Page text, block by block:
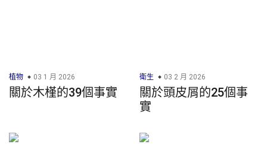
植物 03 1 月 2026
關於木槿的39個事實
衛生 03 2 月 2026
關於頭皮屑的25個事
實